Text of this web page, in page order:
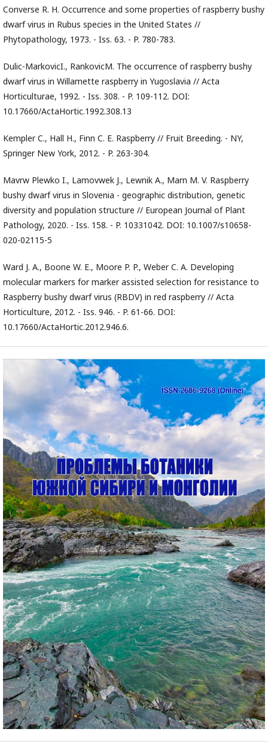
Converse R. H. Occurrence and some properties of raspberry bushy
dwarf virus in Rubus species in the United States //
Phytopathology, 1973. - Iss. 63. - P. 780-783.
Dulic-MarkovicI., RankovicM. The occurrence of raspberry bushy
dwarf virus in Willamette raspberry in Yugoslavia // Acta
Horticulturae, 1992. - Iss. 308. - P. 109-112. DOI:
10.17660/ActaHortic.1992.308.13
Kempler C., Hall H., Finn C. E. Raspberry // Fruit Breeding. - NY,
Springer New York, 2012. - P. 263-304.
Mavrw Plewko I., Lamovwek J., Lewnik A., Marn M. V. Raspberry
bushy dwarf virus in Slovenia - geographic distribution, genetic
diversity and population structure // European Journal of Plant
Pathology, 2020. - Iss. 158. - P. 10331042. DOI: 10.1007/s10658-
020-02115-5
Ward J. A., Boone W. E., Moore P. P., Weber C. A. Developing
molecular markers for marker assisted selection for resistance to
Raspberry bushy dwarf virus (RBDV) in red raspberry // Acta
Horticulture, 2012. - Iss. 946. - P. 61-66. DOI:
10.17660/ActaHortic.2012.946.6.